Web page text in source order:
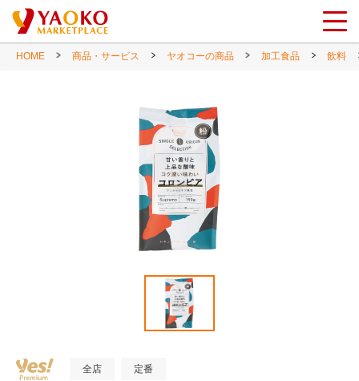
HOME 商品・サービス ヤオコーの商品 加工食品 飲料
全店 定番